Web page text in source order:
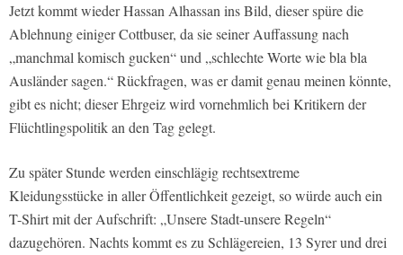
Jetzt kommt wieder Hassan Alhassan ins Bild, dieser spüre die
Ablehnung einiger Cottbuser, da sie seiner Auffassung nach
„manchmal komisch gucken“ und „schlechte Worte wie bla bla
Ausländer sagen.“ Rückfragen, was er damit genau meinen könnte,
gibt es nicht; dieser Ehrgeiz wird vornehmlich bei Kritikern der
Flüchtlingspolitik an den Tag gelegt.
Zu später Stunde werden einschlägig rechtsextreme
Kleidungsstücke in aller Öffentlichkeit gezeigt, so würde auch ein
T-Shirt mit der Aufschrift: „Unsere Stadt-unsere Regeln“
dazugehören. Nachts kommt es zu Schlägereien, 13 Syrer und drei